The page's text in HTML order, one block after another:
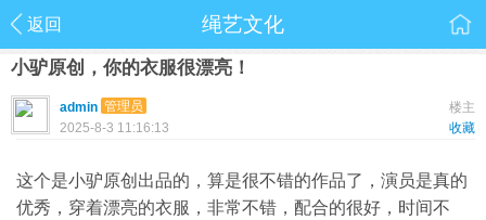
返回 绳艺文化
小驴原创，你的衣服很漂亮！
楼主
admin 管理员
收藏
2025-8-3 11:16:13
这个是小驴原创出品的，算是很不错的作品了，演员是真的
优秀，穿着漂亮的衣服，非常不错，配合的很好，时间不